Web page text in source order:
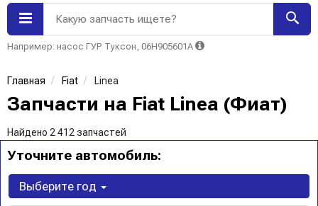
Какую запчасть ищете?
Например: насос ГУР Туксон, 06H905601A
Главная Fiat Linea
Запчасти на Fiat Linea (Фиат)
Найдено 2 412 запчастей
Уточните автомобиль:
Выберите год